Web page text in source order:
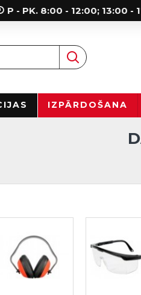
P - PK. 8:00 - 12:00; 13:00 -
IZPĀRDOŠANA